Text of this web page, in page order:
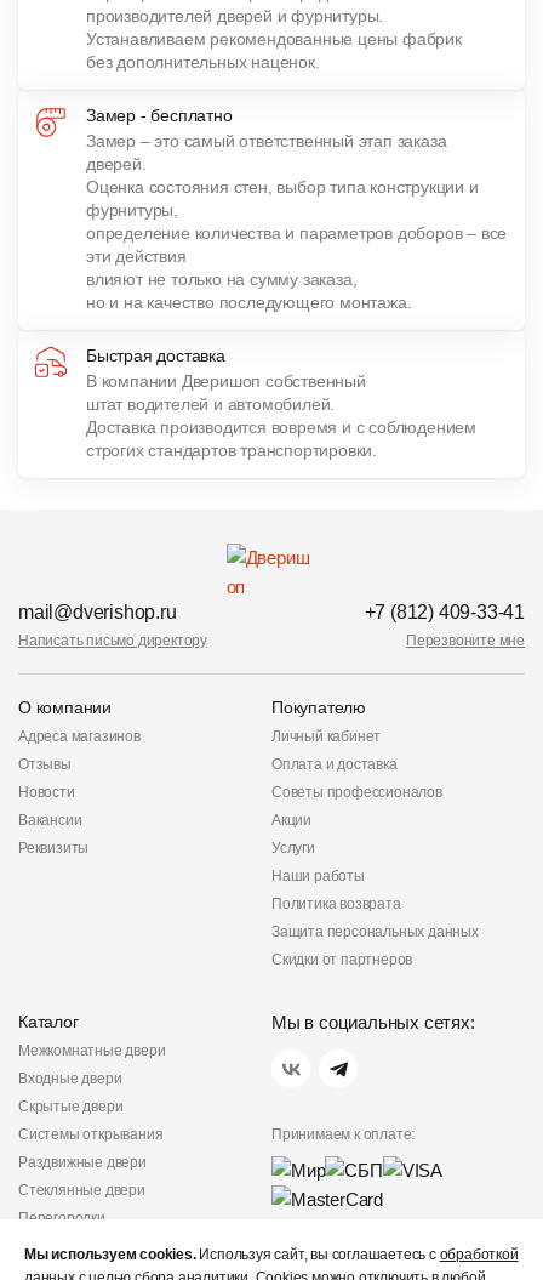
производителей дверей и фурнитуры.
Устанавливаем рекомендованные цены фабрик
без дополнительных наценок.
Замер - бесплатно
Замер – это самый ответственный этап заказа
дверей.
Оценка состояния стен, выбор типа конструкции и
фурнитуры,
определение количества и параметров доборов – все
эти действия
влияют не только на сумму заказа,
но и на качество последующего монтажа.
Быстрая доставка
В компании Дверишоп собственный
штат водителей и автомобилей.
Доставка производится вовремя и с соблюдением
строгих стандартов транспортировки.
mail@dverishop.ru
Написать письмо директору
+7 (812) 409-33-41
Перезвоните мне
О компании
Адреса магазинов
Отзывы
Новости
Вакансии
Реквизиты
Покупателю
Личный кабинет
Оплата и доставка
Советы профессионалов
Акции
Услуги
Наши работы
Политика возврата
Защита персональных данных
Скидки от партнеров
Каталог
Межкомнатные двери
Входные двери
Скрытые двери
Системы открывания
Раздвижные двери
Стеклянные двери
Перегородки
Фурнитура
Мы в социальных сетях:
Принимаем к оплате:
Политика
Мы используем cookies.Используя сайт, вы соглашаетесь с обработкой